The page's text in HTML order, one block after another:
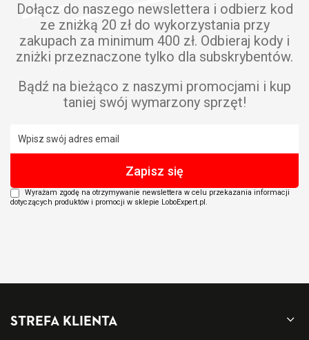
Dołącz do naszego newslettera i odbierz kod
ze zniżką 20 zł do wykorzystania przy
zakupach za minimum 400 zł. Odbieraj kody i
zniżki przeznaczone tylko dla subskrybentów.
Bądź na bieżąco z naszymi promocjami i kup
taniej swój wymarzony sprzęt!
Wyrażam zgodę na otrzymywanie newslettera w celu przekazania informacji
dotyczących produktów i promocji w sklepie LoboExpert.pl.
STREFA KLIENTA